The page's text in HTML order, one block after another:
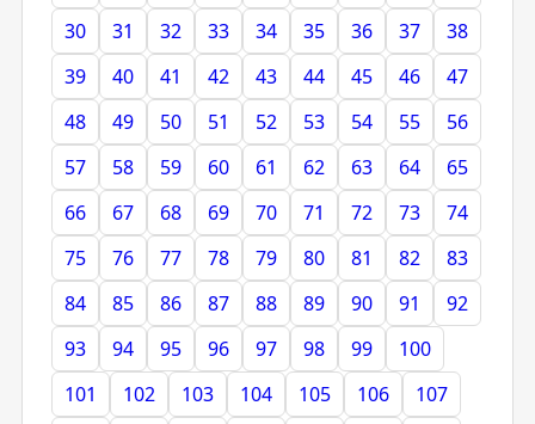
30
31 32 33 34 35 36 37
38
39
40 41 42 43 44 45 46
47
48
49 50 51 52 53 54 55
56
57
58 59 60 61 62 63 64
65
66
67 68 69 70 71 72 73
74
75
76 77 78 79 80 81 82
83
84
85 86 87 88 89 90 91
92
93
94 95 96 97 98 99
100
101
102 103 104 105 106
107